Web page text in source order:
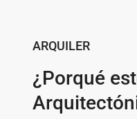
ARQUILER
¿Porqué